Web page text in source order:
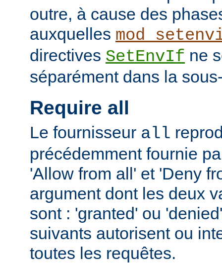
outre, à cause des
auxquelles
directives SetEnvIf ne
séparément dans la
Require all
Le fournisseur all
précédemment fournie
'Allow from all' et 'Deny
argument dont les deux
sont : 'granted' ou
suivants autorisent ou
toutes les requêtes.